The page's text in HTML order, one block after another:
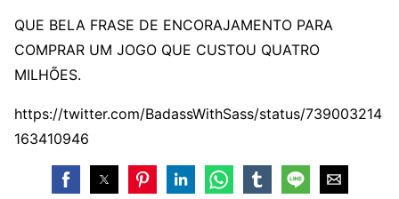
QUE BELA FRASE DE ENCORAJAMENTO PARA
COMPRAR UM JOGO QUE CUSTOU QUATRO
MILHÕES.
https://twitter.com/BadassWithSass/status/739003214
163410946